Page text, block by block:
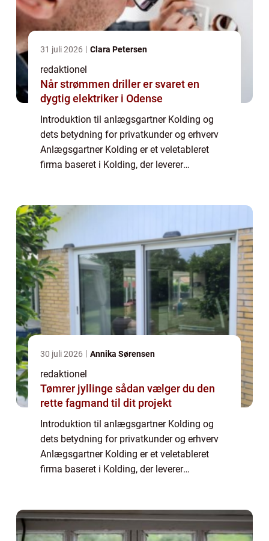
31 juli 2026 Clara Petersen
redaktionel
Når strømmen driller er svaret en
dygtig elektriker i Odense
Introduktion til anlægsgartner Kolding og
dets betydning for privatkunder og erhverv
Anlægsgartner Kolding er et veletableret
firma baseret i Kolding, der leverer
erhverv. Med...
30 juli 2026 Annika Sørensen
redaktionel
Tømrer jyllinge sådan vælger du den
rette fagmand til dit projekt
Introduktion til anlægsgartner Kolding og
dets betydning for privatkunder og erhverv
Anlægsgartner Kolding er et veletableret
firma baseret i Kolding, der leverer
erhverv. Med...